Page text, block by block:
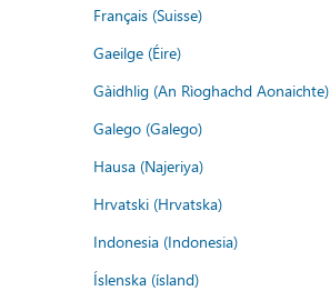
Français (Suisse)
Gaeilge (Éire)
Gàidhlig (An Rìoghachd Aonaichte)
Galego (Galego)
Hausa (Najeriya)
Hrvatski (Hrvatska)
Indonesia (Indonesia)
Íslenska (ísland)